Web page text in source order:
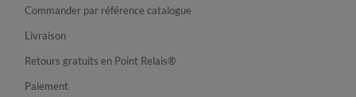
Commander par référence catalogue
Livraison
Retours gratuits en Point Relais®
Paiement